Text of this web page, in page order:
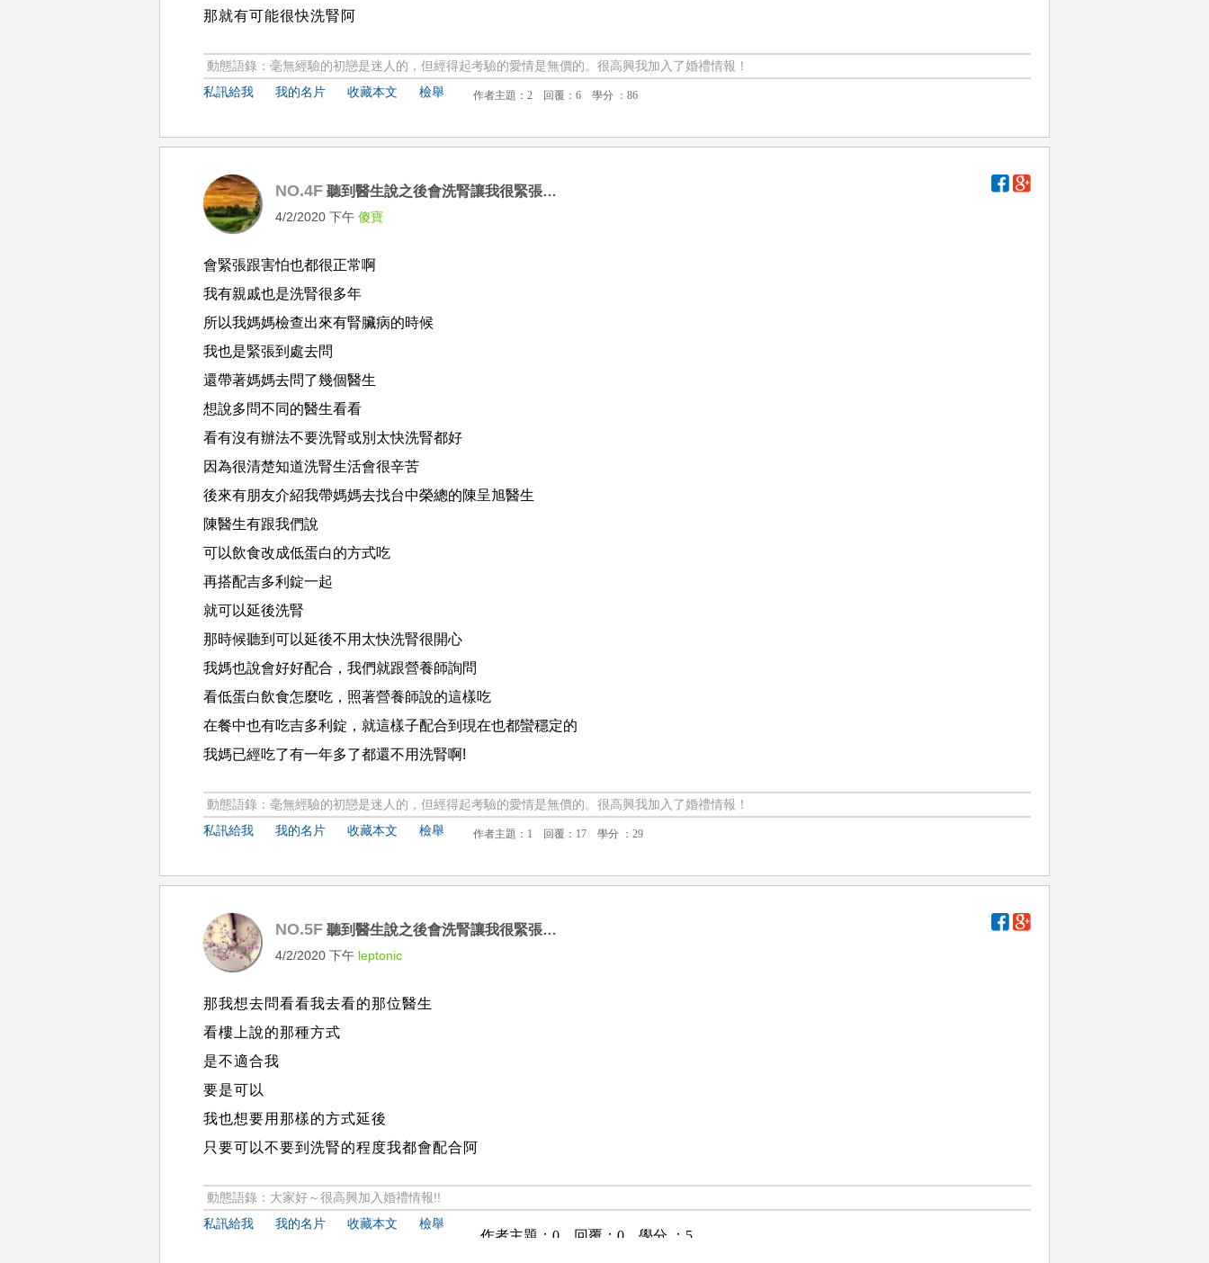
那就有可能很快洗腎阿
動態語錄：毫無經驗的初戀是迷人的，但經得起考驗的愛情是無價的。很高興我加入了婚禮情報！
私訊給我
我的名片 收藏本文 檢舉
NO.4F 聽到醫生說之後會洗腎讓我很緊張…
4/2/2020 下午傻寶
會緊張跟害怕也都很正常啊
我有親戚也是洗腎很多年
所以我媽媽檢查出來有腎臟病的時候
我也是緊張到處去問
還帶著媽媽去問了幾個醫生
想說多問不同的醫生看看
看有沒有辦法不要洗腎或別太快洗腎都好
因為很清楚知道洗腎生活會很辛苦
後來有朋友介紹我帶媽媽去找台中榮總的陳呈旭醫生
陳醫生有跟我們說
可以飲食改成低蛋白的方式吃
再搭配吉多利錠一起
就可以延後洗腎
那時候聽到可以延後不用太快洗腎很開心
我媽也說會好好配合，我們就跟營養師詢問
看低蛋白飲食怎麼吃，照著營養師說的這樣吃
在餐中也有吃吉多利錠，就這樣子配合到現在也都蠻穩定的
我媽已經吃了有一年多了都還不用洗腎啊!
動態語錄：毫無經驗的初戀是迷人的，但經得起考驗的愛情是無價的。很高興我加入了婚禮情報！
私訊給我
我的名片 收藏本文 檢舉
NO.5F 聽到醫生說之後會洗腎讓我很緊張…
4/2/2020 下午 leptonic
那我想去問看看我去看的那位醫生
看樓上說的那種方式
是不適合我
要是可以
我也想要用那樣的方式延後
只要可以不要到洗腎的程度我都會配合阿
動態語錄：大家好～很高興加入婚禮情報!!
私訊給我
我的名片 收藏本文 檢舉